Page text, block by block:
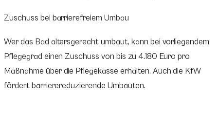
Zuschuss bei barrierefreiem Umbau
Wer das Bad altersgerecht umbaut, kann bei vorliegendem
Pflegegrad einen Zuschuss von bis zu 4.180 Euro pro
Maßnahme über die Pflegekasse erhalten. Auch die KfW
fördert barrierereduzierende Umbauten.